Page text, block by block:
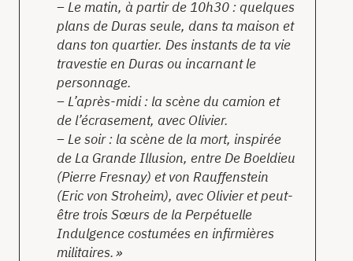
– Le matin, à partir de 10h30 : quelques
plans de Duras seule, dans ta maison et
dans ton quartier. Des instants de ta vie
travestie en Duras ou incarnant le
personnage.
– L’après-midi : la scène du camion et
de l’écrasement, avec Olivier.
– Le soir : la scène de la mort, inspirée
de La Grande Illusion, entre De Boeldieu
(Pierre Fresnay) et von Rauffenstein
(Eric von Stroheim), avec Olivier et peut-
être trois Sœurs de la Perpétuelle
Indulgence costumées en infirmières
militaires.